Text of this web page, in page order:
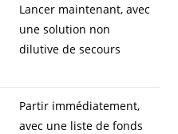
Lancer maintenant, avec
une solution non
dilutive de secours
Partir immédiatement,
avec une liste de fonds